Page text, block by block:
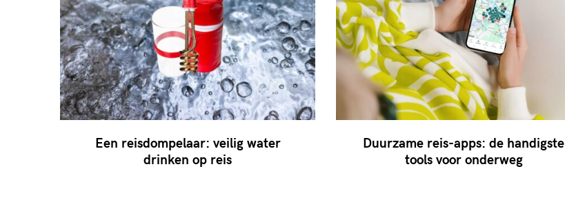
Een reisdompelaar: veilig water
drinken op reis
Duurzame reis-apps: de handigste
tools voor onderweg